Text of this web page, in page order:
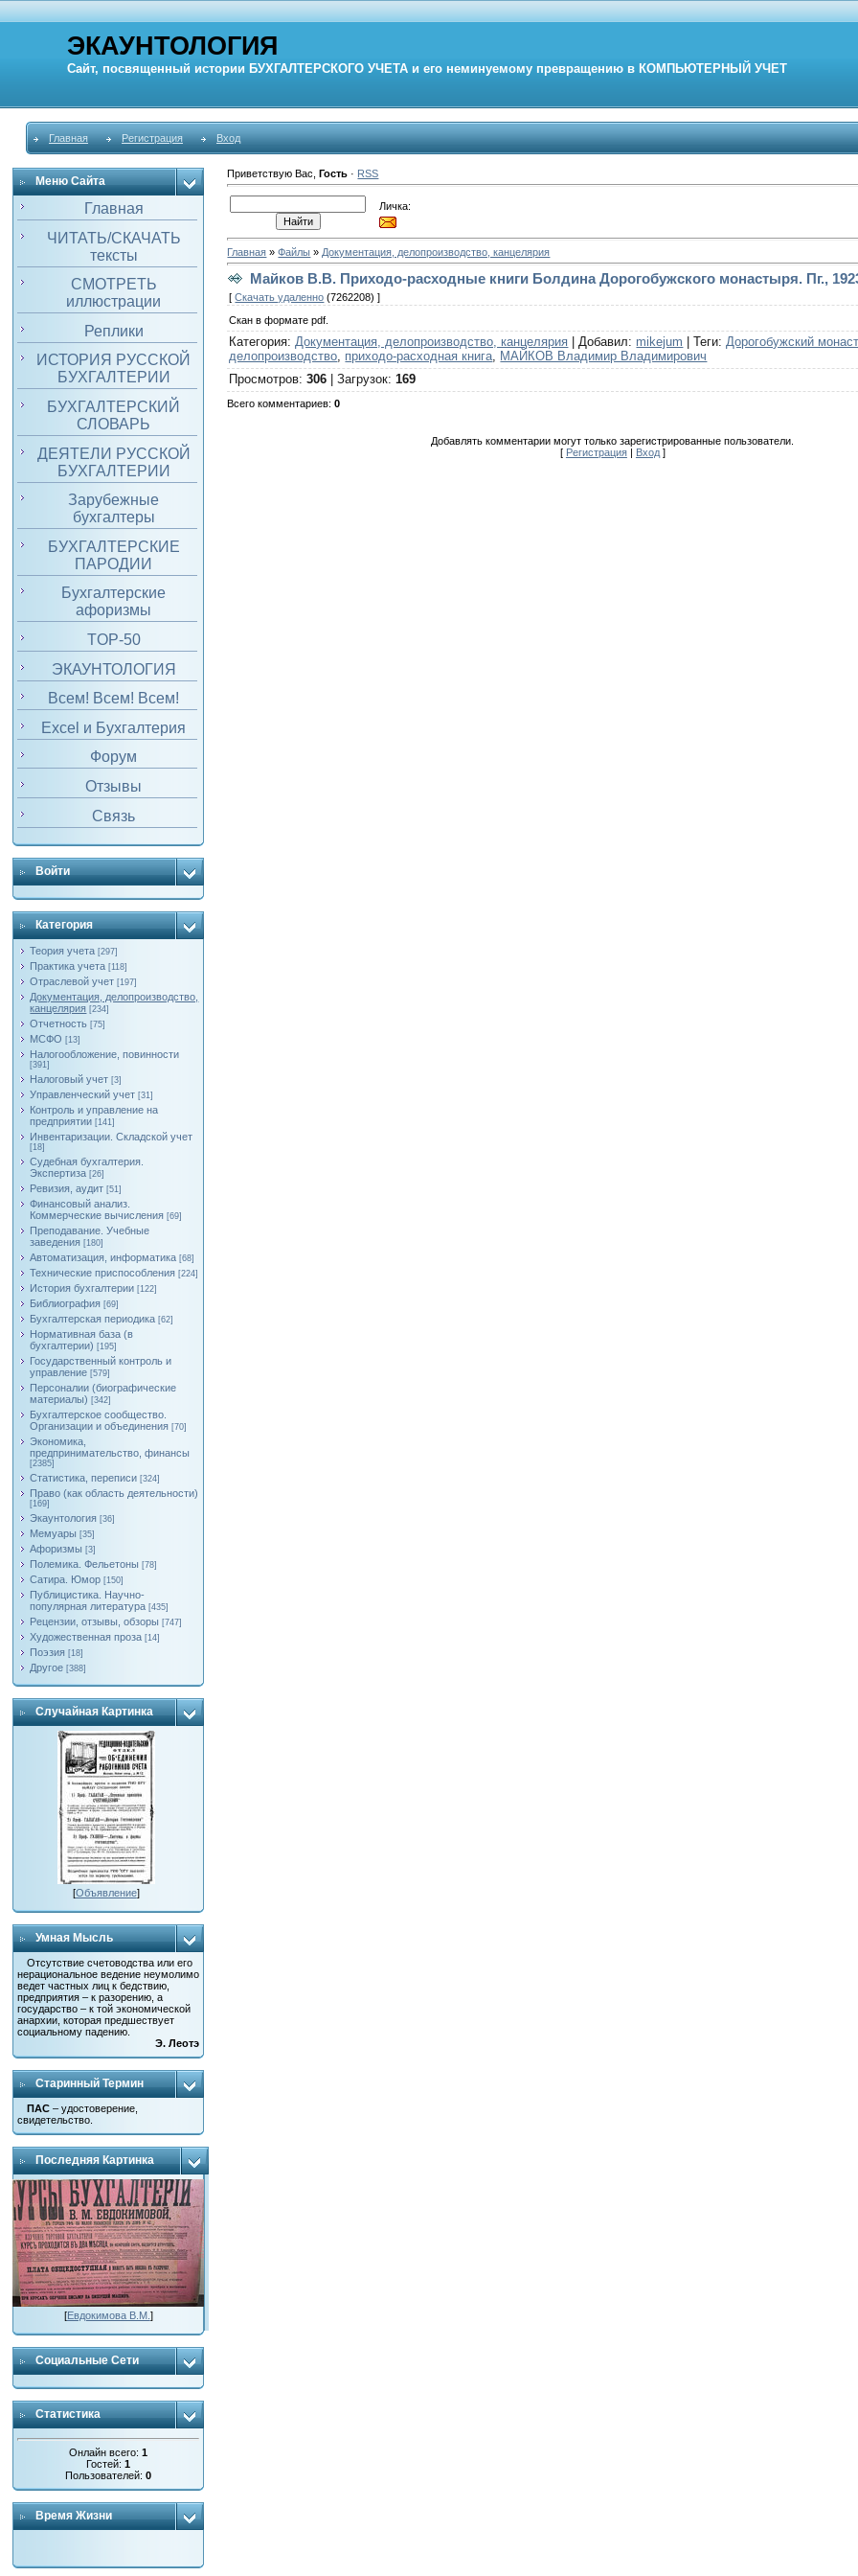
ЭКАУНТОЛОГИЯ
Сайт, посвященный истории БУХГАЛТЕРСКОГО УЧЕТА и его неминуемому превращению в КОМПЬЮТЕРНЫЙ УЧЕТ
Главная Регистрация Вход
Меню Сайта
Главная
ЧИТАТЬ/СКАЧАТЬ
тексты
СМОТРЕТЬ
иллюстрации
Реплики
ИСТОРИЯ РУССКОЙ
БУХГАЛТЕРИИ
БУХГАЛТЕРСКИЙ
СЛОВАРЬ
ДЕЯТЕЛИ РУССКОЙ
БУХГАЛТЕРИИ
Зарубежные
бухгалтеры
БУХГАЛТЕРСКИЕ
ПАРОДИИ
Бухгалтерские
афоризмы
TOP-50
ЭКАУНТОЛОГИЯ
Всем! Всем! Всем!
Excel и Бухгалтерия
Форум
Отзывы
Связь
Войти
Категория
Теория учета [297]
Практика учета [118]
Отраслевой учет [197]
Документация, делопроизводство,
канцелярия [234]
Отчетность [75]
МСФО [13]
Налогообложение, повинности
[391]
Налоговый учет [3]
Управленческий учет [31]
Контроль и управление на
предприятии [141]
Инвентаризации. Складской учет
[18]
Судебная бухгалтерия.
Экспертиза [26]
Ревизия, аудит [51]
Финансовый анализ.
Коммерческие вычисления [69]
Преподавание. Учебные
заведения [180]
Автоматизация, информатика [68]
Технические приспособления [224]
История бухгалтерии [122]
Библиография [69]
Бухгалтерская периодика [62]
Нормативная база (в
бухгалтерии) [195]
Государственный контроль и
управление [579]
Персоналии (биографические
материалы) [342]
Бухгалтерское сообщество.
Организации и объединения [70]
Экономика,
предпринимательство, финансы
[2385]
Статистика, переписи [324]
Право (как область деятельности)
[169]
Экаунтология [36]
Мемуары [35]
Афоризмы [3]
Полемика. Фельетоны [78]
Сатира. Юмор [150]
Публицистика. Научно-
популярная литература [435]
Рецензии, отзывы, обзоры [747]
Художественная проза [14]
Поэзия [18]
Другое [388]
Случайная Картинка
[Объявление]
Умная Мысль
Отсутствие счетоводства или его
нерациональное ведение неумолимо
ведет частных лиц к бедствию,
предприятия – к разорению, а
государство – к той экономической
анархии, которая предшествует
социальному падению.
Э. Леотэ
Старинный Термин
ПАС – удостоверение,
свидетельство.
Последняя Картинка
[Евдокимова В.М. ]
Социальные Сети
Статистика
Онлайн всего:1
Гостей:1
Пользователей:0
Время Жизни
Приветствую Вас ,Гость · RSS
Личка:
Главная »Файлы » Документация, делопроизводство, канцелярия
Майков В.В. Приходо-расходные книги Болдина Дорогобужского монастыря. Пг.,
[Скачать удаленно (7262208) ]
Скан в формате pdf.
Категория:Документация, делопроизводство, канцелярия |Добавил: mikejum |Теги:Дорогобужский
делопроизводство, приходо-расходная книга, МАЙКОВ Владимир Владимирович
Просмотров:306 |Загрузок:169
Всего комментариев:0
Добавлять комментарии могут только зарегистрированные пользователи.
[ Регистрация| Вход]